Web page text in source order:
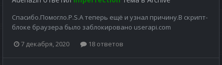
Спасибо.Помогло.P.S.А теперь ещё и узнал причину.В скрипт-
блоке браузера было заблокировано userapi.com
7 декабря, 2020
18 ответов